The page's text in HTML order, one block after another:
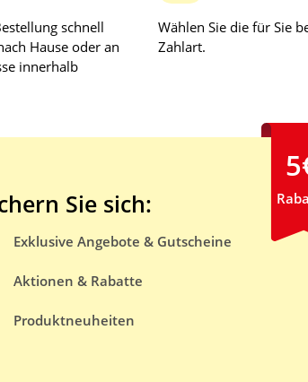
schnell
Hause oder an
innerhalb
Wählen Sie die für Sie
Zahlart.
Sie sich:
Exklusive Angebote & Gutscheine
Aktionen & Rabatte
Produktneuheiten